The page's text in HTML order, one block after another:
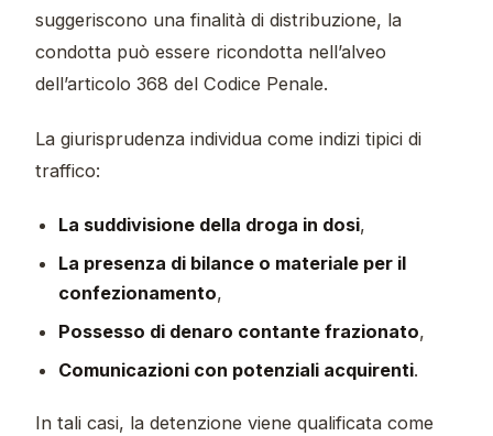
suggeriscono una finalità di distribuzione, la
condotta può essere ricondotta nell’alveo
dell’articolo 368 del Codice Penale.
La giurisprudenza individua come indizi tipici di
traffico:
La suddivisione della droga in dosi,
La presenza di bilance o materiale per il
confezionamento,
Possesso di denaro contante frazionato,
Comunicazioni con potenziali acquirenti.
In tali casi, la detenzione viene qualificata come